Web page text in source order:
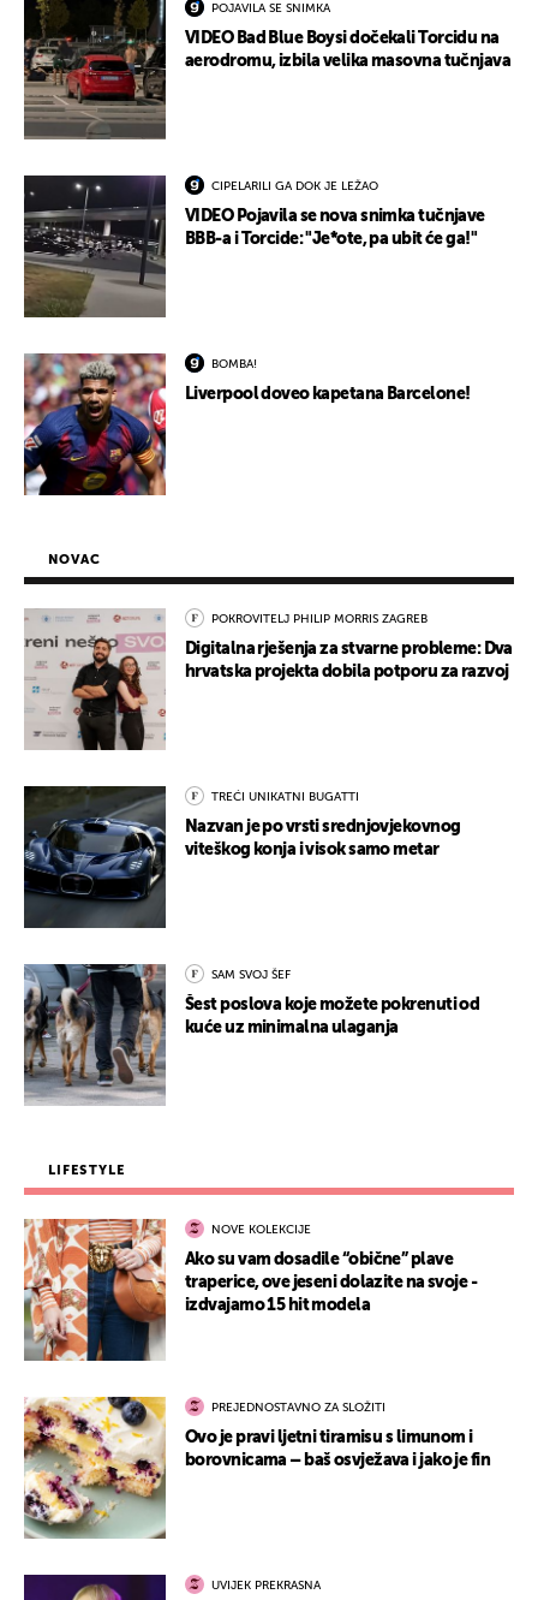
POJAVILA SE SNIMKA
VIDEO Bad Blue Boysi dočekali Torcidu na
aerodromu, izbila velika masovna tučnjava
CIPELARILI GA DOK JE LEŽAO
VIDEO Pojavila se nova snimka tučnjave
BBB-a i Torcide: "Je*ote, pa ubit će ga!"
BOMBA!
Liverpool doveo kapetana Barcelone!
NOVAC
POKROVITELJ PHILIP MORRIS ZAGREB
Digitalna rješenja za stvarne probleme: Dva
hrvatska projekta dobila potporu za razvoj
TREĆI UNIKATNI BUGATTI
Nazvan je po vrsti srednjovjekovnog
viteškog konja i visok samo metar
SAM SVOJ ŠEF
Šest poslova koje možete pokrenuti od
kuće uz minimalna ulaganja
LIFESTYLE
NOVE KOLEKCIJE
Ako su vam dosadile “obične” plave
traperice, ove jeseni dolazite na svoje -
izdvajamo 15 hit modela
PREJEDNOSTAVNO ZA SLOŽITI
Ovo je pravi ljetni tiramisu s limunom i
borovnicama – baš osvježava i jako je fin
UVIJEK PREKRASNA